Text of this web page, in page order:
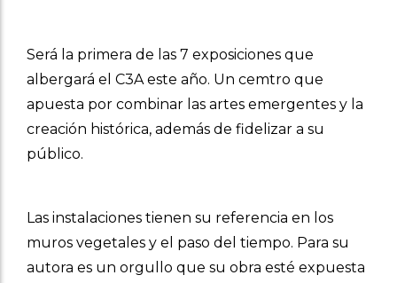
Será la primera de las 7 exposiciones que
albergará el C3A este año. Un cemtro que
apuesta por combinar las artes emergentes y la
creación histórica, además de fidelizar a su
público.
Las instalaciones tienen su referencia en los
muros vegetales y el paso del tiempo. Para su
autora es un orgullo que su obra esté expuesta